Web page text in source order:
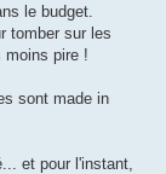
le budget.
tomber sur les
moins pire !
sont made in
et pour l'instant,